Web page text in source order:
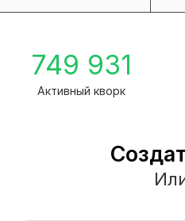
749 931
Активный кворк